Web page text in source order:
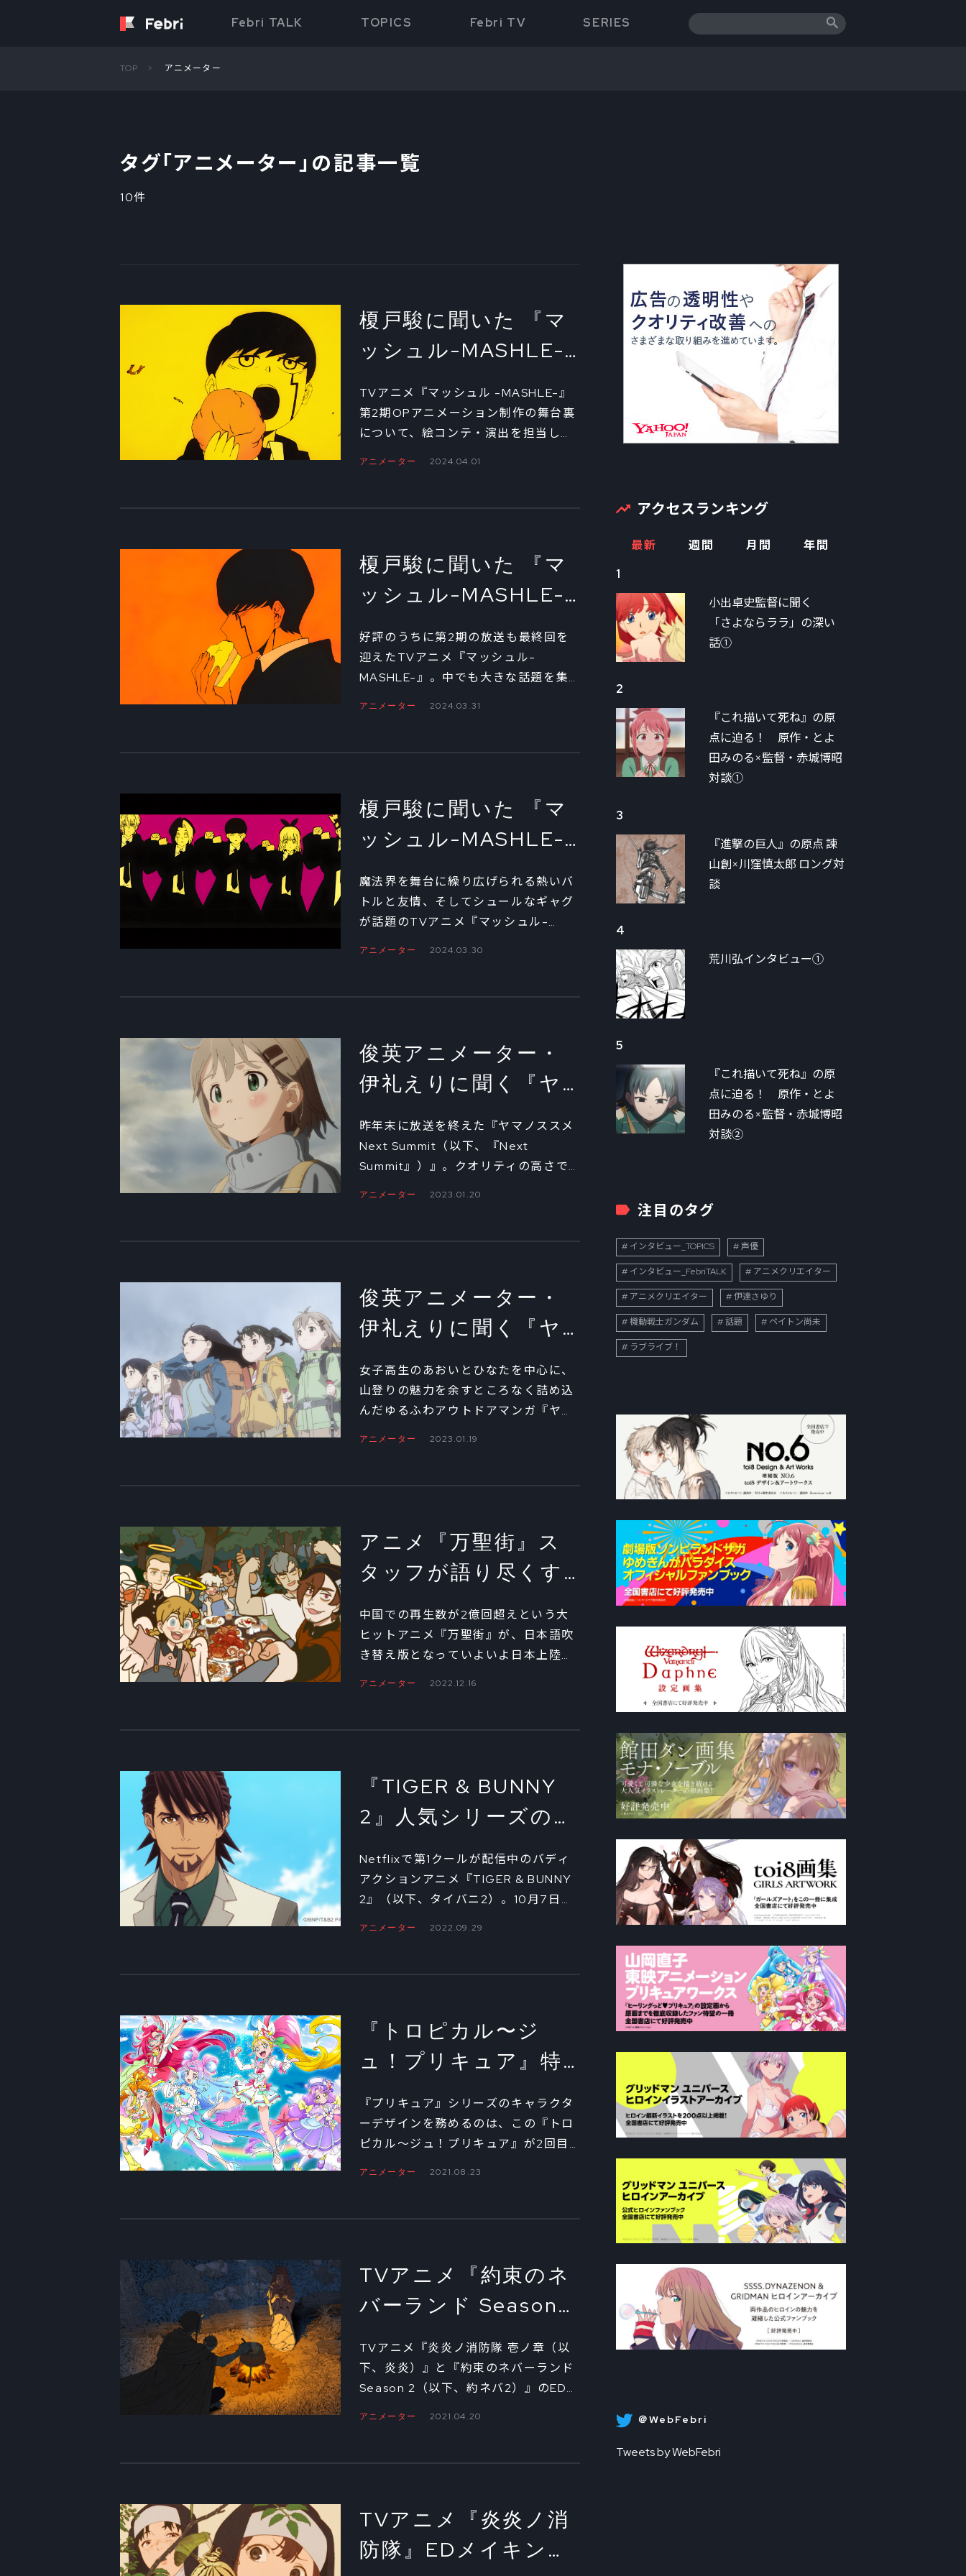
Febri TALK TOPICS Febri TV SERIES
TOP アニメーター
タグ「アニメーター」の記事一覧
10件
榎戸駿に聞いた 『マ
ッシュル-MASHLE-
神覚者候補選抜試験
編』OP映像メイキン
グ BBBBダンスがで
きるまで③
TVアニメ『マッシュル -MASHLE-』
第2期OPアニメーション制作の舞台裏
について、絵コンテ・演出を担当した
呼んだ今の心境を、じっくりと語って
もらった。
アニメーター 2024.04.01
榎戸駿に聞いた 『マ
ッシュル-MASHLE-
神覚者候補選抜試験
編』OP映像メイキン
グ BBBBダンスがで
きるまで②
好評のうちに第2期の放送も最終回を
迎えたTVアニメ『マッシュル-
MASHLE-』。中でも大きな話題を集
の裏側を聞いた。
アニメーター 2024.03.31
榎戸駿に聞いた 『マ
ッシュル-MASHLE-
神覚者候補選抜試験
編』OP映像メイキン
グ BBBBダンスがで
きるまで①
魔法界を舞台に繰り広げられる熱いバ
トルと友情、そしてシュールなギャグ
が話題のTVアニメ『マッシュル-
て話を聞いた。
アニメーター 2024.03.30
俊英アニメーター・
伊礼えりに聞く『ヤ
マノススメ Next
Summit』を通して得
たもの②
昨年末に放送を終えた『ヤマノススメ
Next Summit（以下、『Next
Summit』）』。クオリティの高さで
ニメーター、演出像について語っても
らった。
アニメーター 2023.01.20
俊英アニメーター・
伊礼えりに聞く『ヤ
マノススメ Next
Summit』を通して得
たもの①
女子高生のあおいとひなたを中心に、
山登りの魅力を余すところなく詰め込
んだゆるふわアウトドアマンガ『ヤマ
伊礼えりにインタビュー。前編では
OPアニメーションの制作舞台裏を尋
ねた。
アニメーター 2023.01.19
アニメ『万聖街』ス
タッフが語り尽くす
魅力的なキャラクタ
ーたち②
中国での再生数が2億回超えという大
ヒットアニメ『万聖街』が、日本語吹
き替え版となっていよいよ日本上陸。
アニメーター 2022.12.16
『TIGER & BUNNY
2』人気シリーズの
「先」を描くために
監督・加瀬充子が考
えたこと①
Netflixで第1クールが配信中のバディ
アクションアニメ『TIGER & BUNNY
2』（以下、タイバニ2）。10月7日か
システムについて聞いた。
アニメーター 2022.09.29
『トロピカル〜ジ
ュ！プリキュア』特
集 キャラクターデ
ザイン・中谷友紀子
インタビュー
『プリキュア』シリーズのキャラクタ
ーデザインを務めるのは、この『トロ
ピカル～ジュ！プリキュア』が2回目
アニメーター 2021.08.23
TVアニメ『約束のネ
バーランド Season
2』EDメイキング ～
紺野大樹の世界②～
TVアニメ『炎炎ノ消防隊 壱ノ章（以
下、炎炎）』と『約束のネバーランド
Season 2（以下、約ネバ2）』のED映
ニメの道を志したきっかけなど、その
来歴についても掘り下げてみた。
アニメーター 2021.04.20
TVアニメ『炎炎ノ消
防隊』EDメイキング
アクセスランキング
最新 週間 月間
年間
1
小出卓史監督に聞く
「さよならララ」の深い
話①
2
『これ描いて死ね』の原
点に迫る！ 原作・とよ
田みのる×監督・赤城博昭
対談①
3
『進撃の巨人』の原点 諫
山創×川窪慎太郎 ロング対
談
4
荒川弘インタビュー①
5
『これ描いて死ね』の原
点に迫る！ 原作・とよ
田みのる×監督・赤城博昭
対談②
注目のタグ
インタビュー_TOPICS 声優
インタビュー_FebriTALK アニメクリエイター
アニメクリエイター 伊達さゆり
機動戦士ガンダム 話題 ペイトン尚未
ラブライブ！
＠WebFebri
Tweets by WebFebri